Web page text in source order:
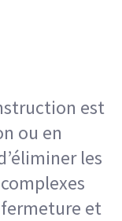
est
ou en
les
et